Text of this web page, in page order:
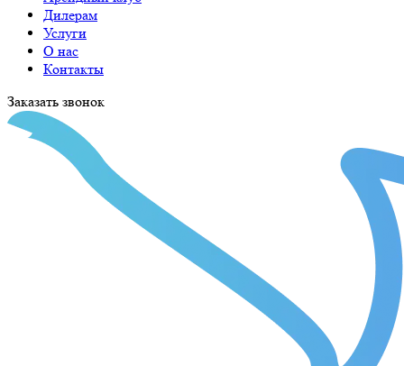
Дилерам
Услуги
О нас
Контакты
Заказать звонок